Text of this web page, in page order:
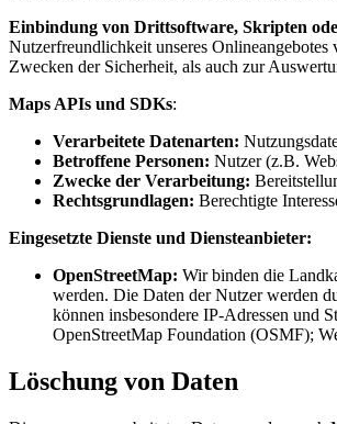
Einbindung von Drittsoftware, Skripten
Nutzerfreundlichkeit unseres
Zwecken der Sicherheit, als auch zur
Maps APIs und SDKs:
Verarbeitete Datenarten:
Betroffene Personen: Nutzer (z.B.
Zwecke der Verarbeitung:
Rechtsgrundlagen: Berechtigte
Eingesetzte Dienste und Diensteanbieter:
OpenStreetMap: Wir binden die
werden. Die Daten der Nutzer werden
können insbesondere IP-Adressen und
OpenStreetMap Foundation (OSMF);
Löschung von Daten